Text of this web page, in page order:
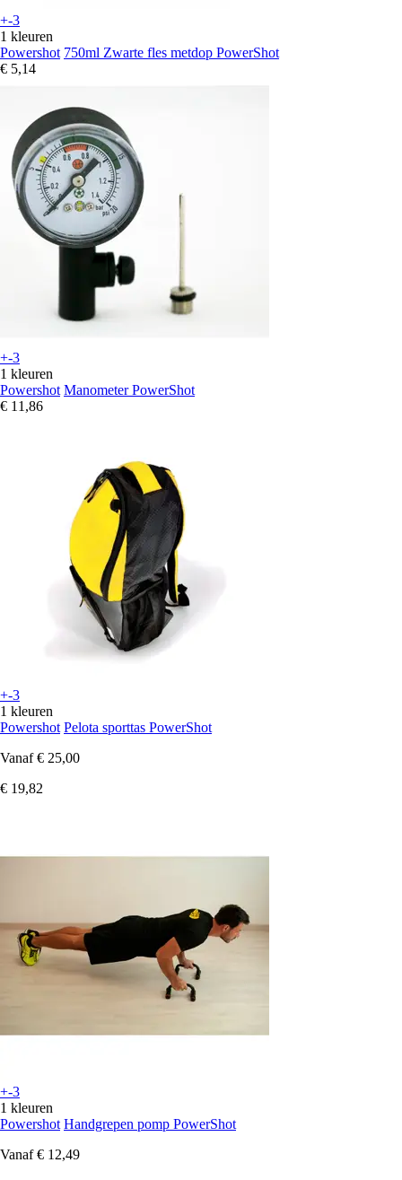
+-3
1 kleuren
Powershot 750ml Zwarte fles metdop PowerShot
€ 5,14
+-3
1 kleuren
Powershot Manometer PowerShot
€ 11,86
+-3
1 kleuren
Powershot Pelota sporttas PowerShot
Vanaf € 25,00
€ 19,82
+-3
1 kleuren
Powershot Handgrepen pomp PowerShot
Vanaf € 12,49